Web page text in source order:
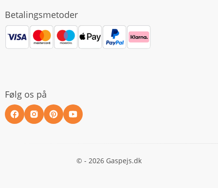
Betalingsmetoder
Følg os på
© - 2026 Gaspejs.dk